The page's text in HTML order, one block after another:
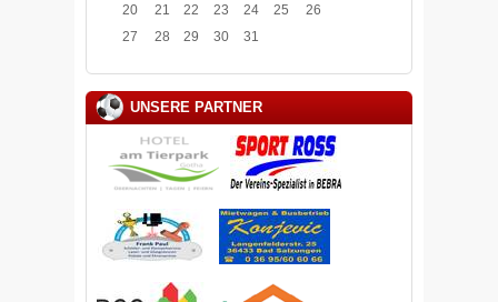
20
21 22 23 24 25
26
27
28 29 30 31
UNSERE PARTNER